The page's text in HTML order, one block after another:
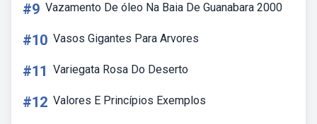
#9 Vazamento De óleo Na Baia De Guanabara 2000
#10 Vasos Gigantes Para Arvores
#11 Variegata Rosa Do Deserto
#12 Valores E Princípios Exemplos